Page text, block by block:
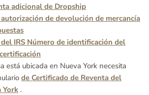
adicional de Dropship
de devolución de mercancía
IRS Número de identificación del
está ubicada en Nueva York necesita
de Certificado de Reventa del
York .